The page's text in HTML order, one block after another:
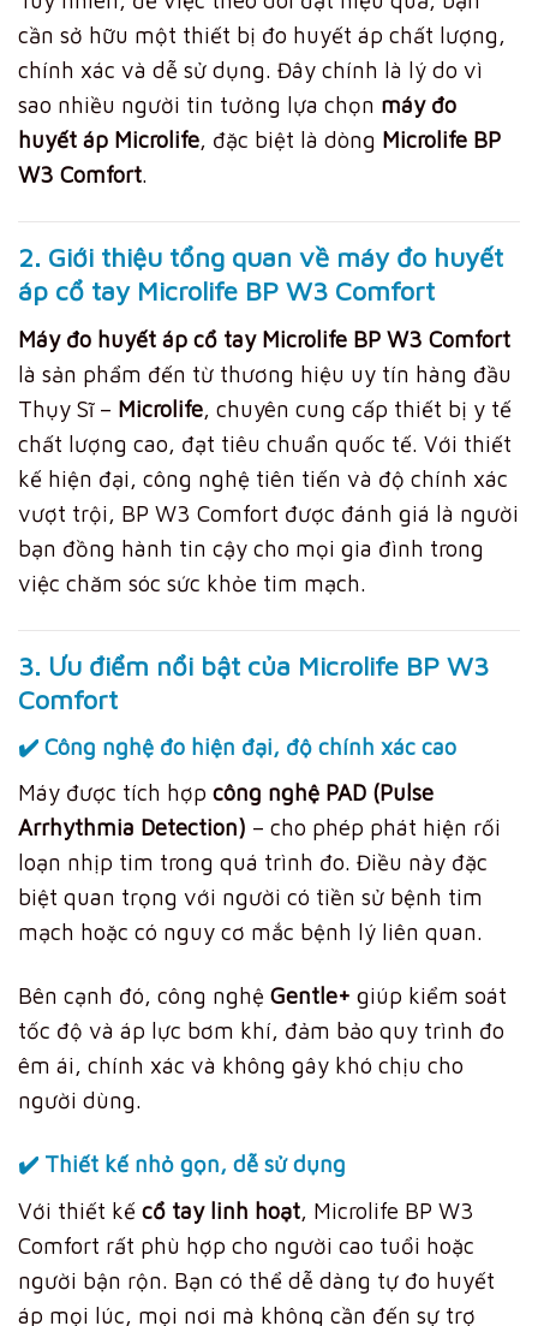
cần sở hữu một thiết bị đo huyết áp chất lượng,
chính xác và dễ sử dụng. Đây chính là lý do vì
sao nhiều người tin tưởng lựa chọn máy đo
huyết áp Microlife, đặc biệt là dòng Microlife BP
W3 Comfort.
2. Giới thiệu tổng quan về máy đo huyết
áp cổ tay Microlife BP W3 Comfort
Máy đo huyết áp cổ tay Microlife BP W3 Comfort
là sản phẩm đến từ thương hiệu uy tín hàng đầu
Thụy Sĩ – Microlife, chuyên cung cấp thiết bị y tế
chất lượng cao, đạt tiêu chuẩn quốc tế. Với thiết
kế hiện đại, công nghệ tiên tiến và độ chính xác
vượt trội, BP W3 Comfort được đánh giá là người
bạn đồng hành tin cậy cho mọi gia đình trong
việc chăm sóc sức khỏe tim mạch.
3. Ưu điểm nổi bật của Microlife BP W3
Comfort
✔️ Công nghệ đo hiện đại, độ chính xác cao
Máy được tích hợp công nghệ PAD (Pulse
Arrhythmia Detection) – cho phép phát hiện rối
loạn nhịp tim trong quá trình đo. Điều này đặc
biệt quan trọng với người có tiền sử bệnh tim
mạch hoặc có nguy cơ mắc bệnh lý liên quan.
Bên cạnh đó, công nghệ Gentle+ giúp kiểm soát
tốc độ và áp lực bơm khí, đảm bảo quy trình đo
êm ái, chính xác và không gây khó chịu cho
người dùng.
✔️ Thiết kế nhỏ gọn, dễ sử dụng
Với thiết kế cổ tay linh hoạt, Microlife BP W3
Comfort rất phù hợp cho người cao tuổi hoặc
người bận rộn. Bạn có thể dễ dàng tự đo huyết
áp mọi lúc, mọi nơi mà không cần đến sự trợ